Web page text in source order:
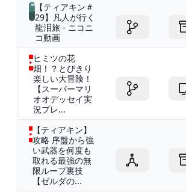
【ティアキン＃
29】凡人が行く
龍泪旅 - ニコニ
コ動画
ヒミツの花
畑！？とびきり
楽しい大冒険！
【スーパーマリ
オオデッセイ実
況プレ...
【ティアキン】
攻略 序盤から強
い武器を何度も
取れる最強の無
限ループ裏技
【ゼルダの...